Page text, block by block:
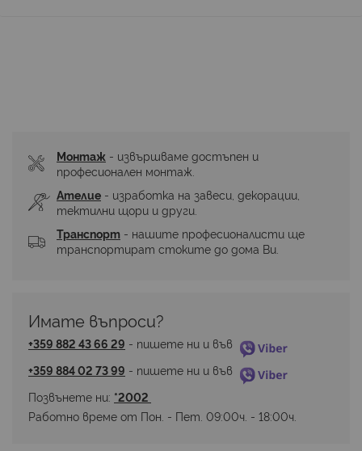
Монтаж - извършваме достъпен и
професионален монтаж.
Ателие - изработка на завеси, декорации,
тектилни щори и други.
Транспорт - нашите професионалисти ще
транспортират стоките до дома Ви.
Имате въпроси?
+359 882 43 66 29 - пишете ни и във
+359 884 02 73 99 - пишете ни и във
Позвънете ни: *2002
Работно време от Пон. - Пет. 09:00ч. - 18:00ч.